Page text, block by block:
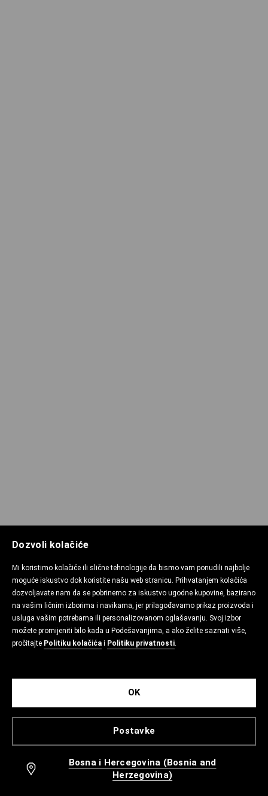
Dozvoli kolačiće
Mi koristimo kolačiće ili slične tehnologije da bismo vam ponudili najbolje
moguće iskustvo dok koristite našu web stranicu. Prihvatanjem kolačića
dozvoljavate nam da se pobrinemo za iskustvo ugodne kupovine, bazirano
na vašim ličnim izborima i navikama, jer prilagođavamo prikaz proizvoda i
usluga vašim potrebama ili personalizovanom oglašavanju. Svoj izbor
možete promijeniti bilo kada u Podešavanjima, a ako želite saznati više,
pročitajte Politiku kolačića i Politiku privatnosti.
Postavke
OK
Bosna i Hercegovina (Bosnia and
Herzegovina)